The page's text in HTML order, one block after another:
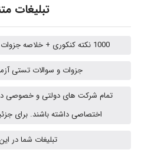
تبلیغات
1000 نکته کنکوری + خلاصه جزوات ارشد بهداشت حرفه ای
جزوات و سوالات تستی
تمام شرکت های دولتی و خصوصی
اختصاصی داشته باشند. برای
تبلیغات شما در